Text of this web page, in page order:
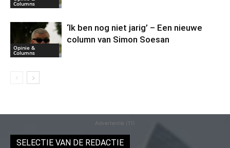
Columns
Opinie &
Columns
‘Ik ben nog niet jarig’ – Een nieuwe
column van Simon Soesan
Advertentie (11)
SELECTIE VAN DE REDACTIE